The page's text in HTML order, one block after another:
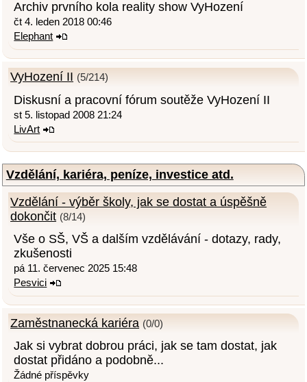
Archiv prvního kola reality show VyHození
čt 4. leden 2018 00:46
Elephant
VyHození II (5/214)
Diskusní a pracovní fórum soutěže VyHození II
st 5. listopad 2008 21:24
LivArt
Vzdělání, kariéra, peníze, investice atd.
Vzdělání - výběr školy, jak se dostat a úspěšně
dokončit (8/14)
Vše o SŠ, VŠ a dalším vzdělávání - dotazy, rady,
zkušenosti
pá 11. červenec 2025 15:48
Pesvici
Zaměstnanecká kariéra (0/0)
Jak si vybrat dobrou práci, jak se tam dostat, jak
dostat přidáno a podobně...
Žádné příspěvky